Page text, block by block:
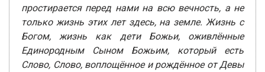
простирается перед нами на всю вечность, а не
только жизнь этих лет здесь, на земле. Жизнь с
Богом, жизнь как дети Божьи, оживлённые
Единородным Сыном Божьим, который есть
Слово, Слово, воплощённое и рождённое от Девы